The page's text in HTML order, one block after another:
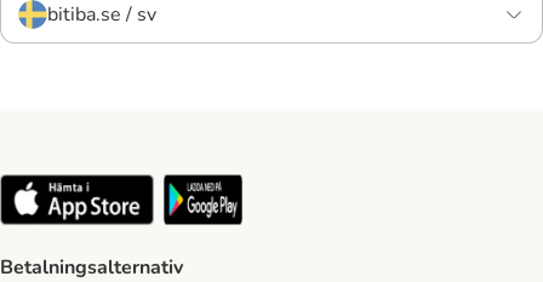
bitiba.se / sv
Betalningsalternativ